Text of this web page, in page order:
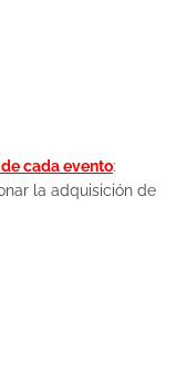
cada evento:
la adquisición de